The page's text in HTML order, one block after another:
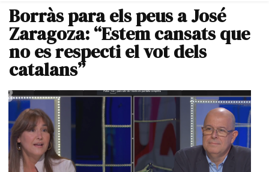
Borràs para els peus a José
Zaragoza: “Estem cansats que
no es respecti el vot dels
catalans”